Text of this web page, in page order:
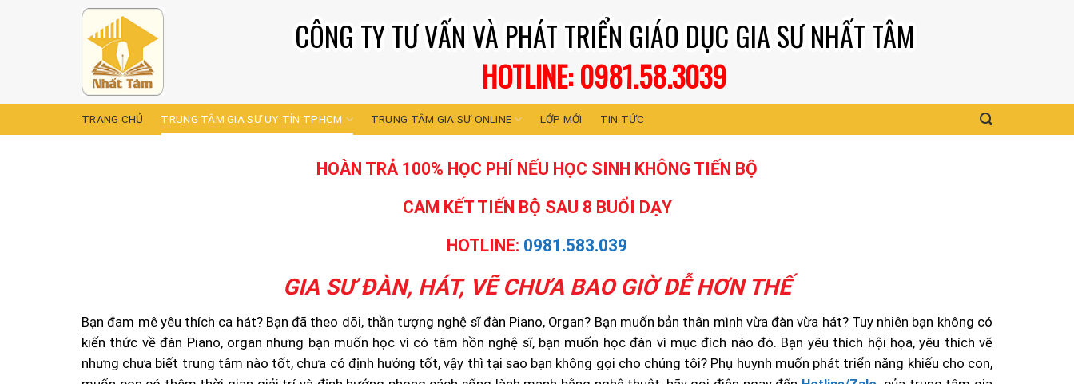
CÔNG TY TƯ VẤN VÀ PHÁT TRIỂN GIÁO DỤC GIA SƯ NHẤT TÂM
HOTLINE: 0981.58.3039
TRANG CHỦ TRUNG TÂM GIA SƯ UY TÍN TPHCM TRUNG TÂM GIA SƯ ONLINE LỚP MỚI TIN TỨC
HOÀN TRẢ 100% HỌC PHÍ NẾU HỌC SINH KHÔNG TIẾN BỘ
CAM KẾT TIẾN BỘ SAU 8 BUỔI DẠY
HOTLINE: 0981.583.039
GIA SƯ ĐÀN, HÁT, VẼ CHƯA BAO GIỜ DỄ HƠN THẾ
Bạn đam mê yêu thích ca hát? Bạn đã theo dõi, thần tượng nghệ sĩ đàn Piano, Organ? Bạn muốn bản thân mình vừa đàn vừa hát? Tuy nhiên bạn không có
kiến thức về đàn Piano, organ nhưng bạn muốn học vì có tâm hồn nghệ sĩ, bạn muốn học đàn vì mục đích nào đó. Bạn yêu thích hội họa, yêu thích vẽ
nhưng chưa biết trung tâm nào tốt, chưa có định hướng tốt, vậy thì tại sao bạn không gọi cho chúng tôi? Phụ huynh muốn phát triển năng khiếu cho con,